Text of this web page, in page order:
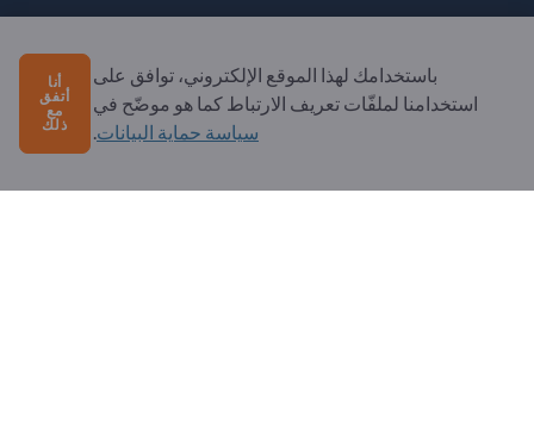
نبذة عنا
رسالة إلى Exportpages
Exportpages International Network
باستخدامك لهذا الموقع الإلكتروني، توافق على
استخدامنا لملفّات تعريف الارتباط كما هو موضّح في
سياسة حماية البيانات.
أنا
أتفق
مع
ذلك